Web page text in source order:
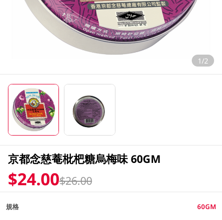
1/2
京都念慈菴枇杷糖烏梅味 60GM
$24.00$26.00
規格 60GM